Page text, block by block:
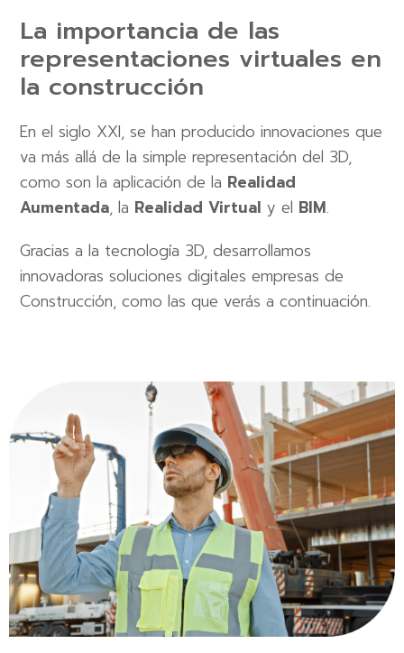
La importancia de las
representaciones virtuales en
la construcción
En el siglo XXI, se han producido innovaciones que
va más allá de la simple representación del 3D,
como son la aplicación de la Realidad
Aumentada, la Realidad Virtual y el BIM.
Gracias a la tecnología 3D, desarrollamos
innovadoras soluciones digitales empresas de
Construcción, como las que verás a continuación.